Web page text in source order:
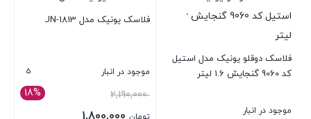
فلاسک دوقلو یونیک مدل استیل
کد 9060 گنجایش 1.6 لیتر
موجود در انبار
فلاسک یونیک مدل UN-1813
موجود در انبار 5
18% 2,190,000
قیمت
اصلی:
تومان